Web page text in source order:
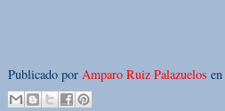
Publicado por Amparo Ruiz Palazuelos en